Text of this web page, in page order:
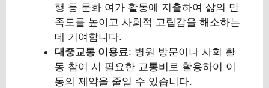
행 등 문화 여가 활동에 지출하여 삶의 만
족도를 높이고 사회적 고립감을 해소하는
데 기여합니다.
대중교통 이용료: 병원 방문이나 사회 활
동 참여 시 필요한 교통비로 활용하여 이
동의 제약을 줄일 수 있습니다.